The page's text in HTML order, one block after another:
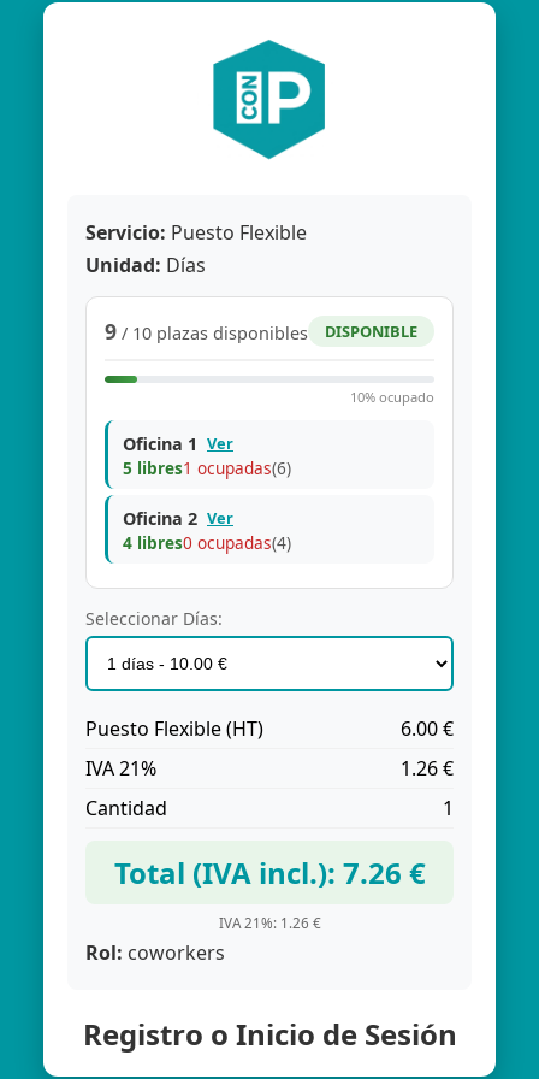
Servicio: Puesto Flexible
Unidad: Días
9 / 10 plazas disponibles DISPONIBLE
10% ocupado
Oficina 1 Ver
5 libres1 ocupadas(6)
Oficina 2 Ver
4 libres0 ocupadas(4)
Seleccionar Días:
Puesto Flexible (HT)
6.00 €
IVA 21%
1.26 €
Cantidad
1
Total (IVA incl.): 7.26 €
IVA 21%: 1.26 €
Rol: coworkers
Registro o Inicio de Sesión